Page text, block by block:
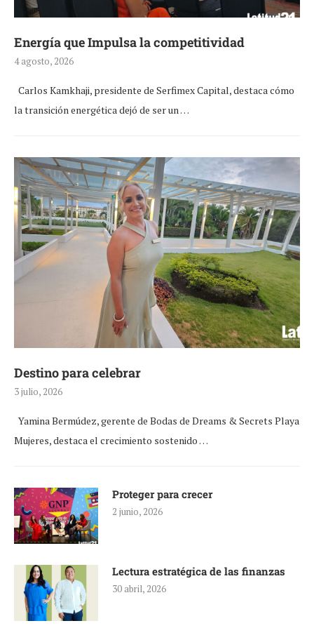
Energía que Impulsa la competitividad
4 agosto, 2026
Carlos Kamkhaji, presidente de Serfimex Capital, destaca cómo
la transición energética dejó de ser un …
Destino para celebrar
3 julio, 2026
Yamina Bermúdez, gerente de Bodas de Dreams & Secrets Playa
Mujeres, destaca el crecimiento sostenido …
Proteger para crecer
2 junio, 2026
Lectura estratégica de las finanzas
30 abril, 2026